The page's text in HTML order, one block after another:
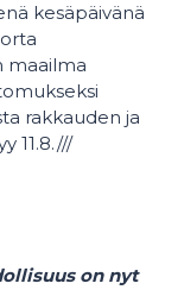
kesäpäivänä
maailma
rakkauden ja
11.8.///
on nyt